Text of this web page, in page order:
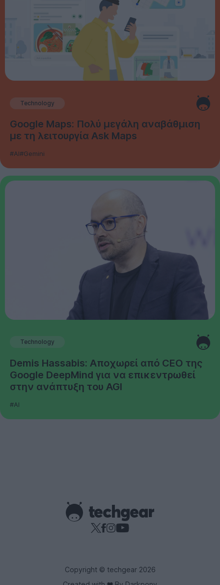
Technology
Google Maps: Πολύ μεγάλη αναβάθμιση
με τη λειτουργία Ask Maps
#AI#Gemini
Technology
Demis Hassabis: Αποχωρεί από CEO της
Google DeepMind για να επικεντρωθεί
στην ανάπτυξη του AGI
#AI
Copyright © techgear 2026